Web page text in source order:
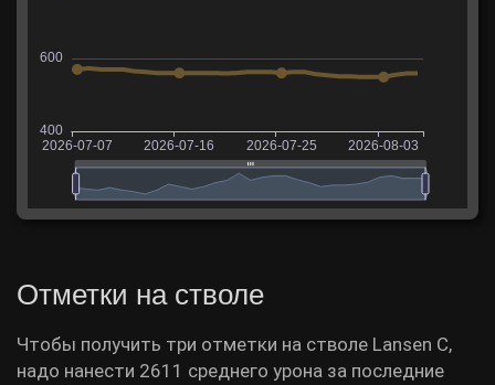
Отметки на стволе
Чтобы получить три отметки на стволе Lansen C,
надо нанести 2611 среднего урона за последние